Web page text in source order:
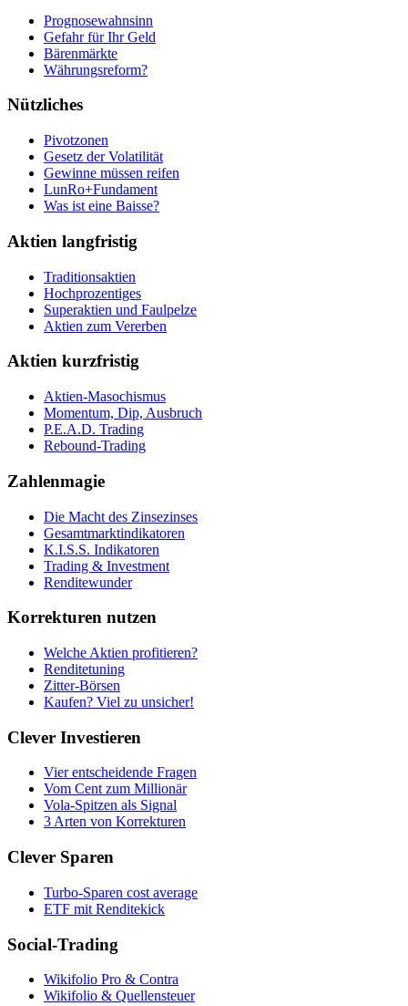
Prognosewahnsinn
Gefahr für Ihr Geld
Bärenmärkte
Währungsreform?
Nützliches
Pivotzonen
Gesetz der Volatilität
Gewinne müssen reifen
LunRo+Fundament
Was ist eine Baisse?
Aktien langfristig
Traditionsaktien
Hochprozentiges
Superaktien und Faulpelze
Aktien zum Vererben
Aktien kurzfristig
Aktien-Masochismus
Momentum, Dip, Ausbruch
P.E.A.D. Trading
Rebound-Trading
Zahlenmagie
Die Macht des Zinsezinses
Gesamtmarktindikatoren
K.I.S.S. Indikatoren
Trading & Investment
Renditewunder
Korrekturen nutzen
Welche Aktien profitieren?
Renditetuning
Zitter-Börsen
Kaufen? Viel zu unsicher!
Clever Investieren
Vier entscheidende Fragen
Vom Cent zum Millionär
Vola-Spitzen als Signal
3 Arten von Korrekturen
Clever Sparen
Turbo-Sparen cost average
ETF mit Renditekick
Social-Trading
Wikifolio Pro & Contra
Wikifolio & Quellensteuer